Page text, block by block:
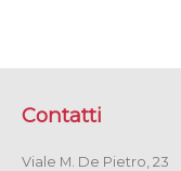
Contatti
Viale M. De Pietro, 23